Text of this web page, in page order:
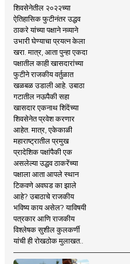
शिवसेनेतील २०२२च्या
ऐतिहासिक फुटीनंतर उद्धव
ठाकरे यांच्या पक्षाने नव्याने
उभारी घेण्याचा प्रयत्न केला
खरा. मात्र, आता पुन्हा एकदा
पक्षातील काही खासदारांच्या
फुटीने राजकीय वर्तुळात
खळबळ उडाली आहे. उबाठा
गटातील नऊपैकी सहा
खासदार एकनाथ शिंदेंच्या
शिवसेनेत प्रवेश करणार
आहेत. मात्र, एकेकाळी
महाराष्ट्रातील प्रमुख
प्रादेशिक पक्षांपैकी एक
असलेल्या उद्धव ठाकरेंच्या
पक्षाला आता आपले स्थान
टिकवणे अवघड का झाले
आहे? उबाठाचे राजकीय
भविष्य काय असेल? याविषयी
पत्रकार आणि राजकीय
विश्लेषक सुशील कुलकर्णी
यांची ही रोखठोक मुलाखत..